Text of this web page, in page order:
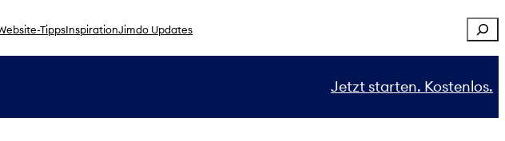
TippsInspirationJimdo Updates
Jetzt starten. Kostenlos.